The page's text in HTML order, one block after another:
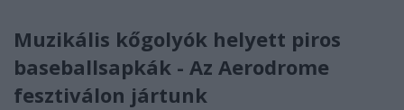
Muzikális kőgolyók helyett piros
baseballsapkák - Az Aerodrome
fesztiválon jártunk